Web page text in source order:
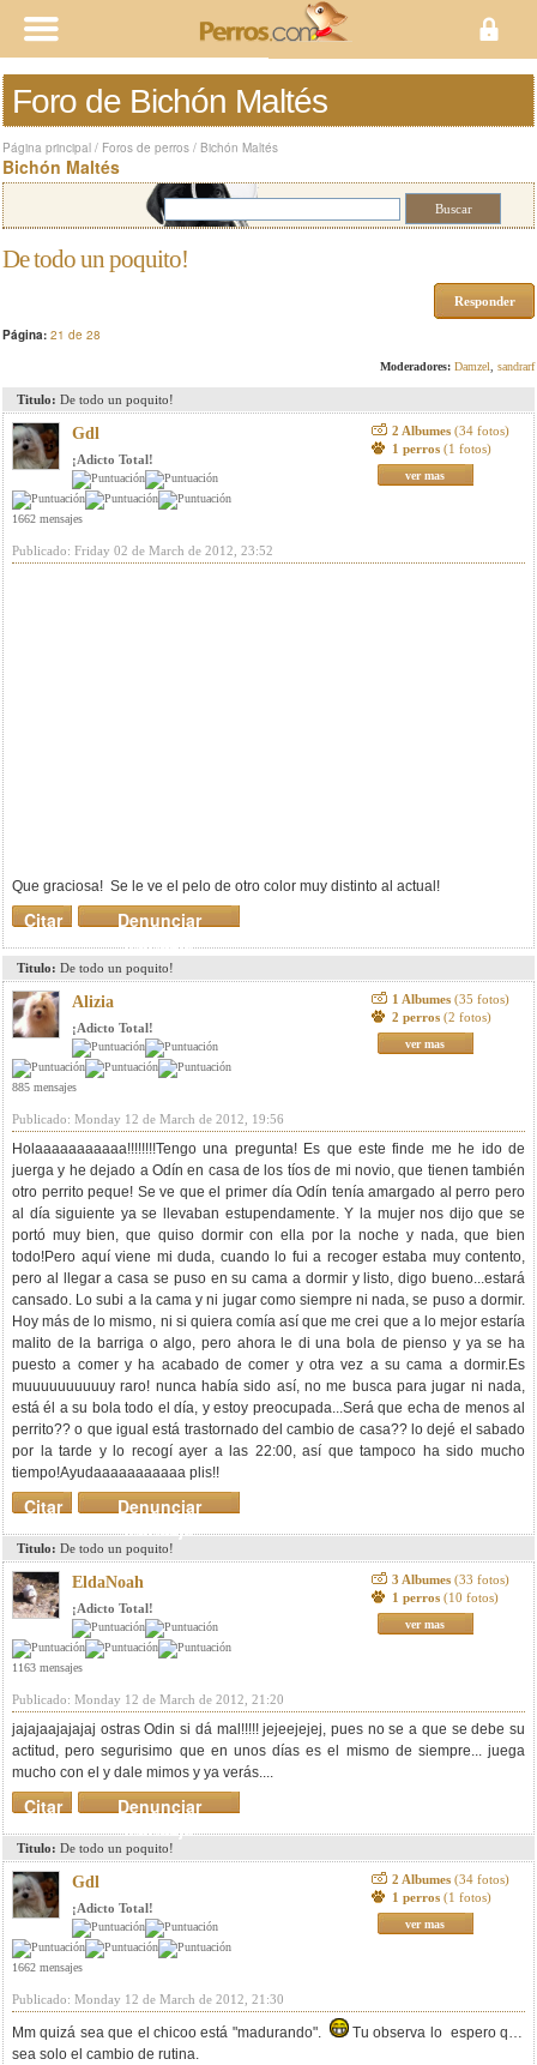
Foro de Bichón Maltés
Página principal / Foros de perros / Bichón Maltés
Bichón Maltés
De todo un poquito!
Responder
Página: 21 de 28
Moderadores: Damzel sandrarf
Titulo: De todo un poquito!
Gdl
¡Adicto Total!
1662 mensajes
2 Albumes (34 fotos)
1 perros (1 fotos)
ver mas
Publicado: Friday 02 de March de 2012, 23:52
Que graciosa! Se le ve el pelo de otro color muy distinto al actual!
Denunciar
mensaje
Citar
Titulo: De todo un poquito!
Alizia
¡Adicto Total!
885 mensajes
1 Albumes (35 fotos)
2 perros (2 fotos)
ver mas
Publicado: Monday 12 de March de 2012, 19:56
Holaaaaaaaaaaa!!!!!!!!Tengo una pregunta! Es que este finde me he ido de
juerga y he dejado a Odín en casa de los tíos de mi novio, que tienen también
otro perrito peque! Se ve que el primer día Odín tenía amargado al perro pero
al día siguiente ya se llevaban estupendamente. Y la mujer nos dijo que se
portó muy bien, que quiso dormir con ella por la noche y nada, que bien
todo!Pero aquí viene mi duda, cuando lo fui a recoger estaba muy contento,
pero al llegar a casa se puso en su cama a dormir y listo, digo bueno...estará
cansado. Lo subi a la cama y ni jugar como siempre ni nada, se puso a dormir.
Hoy más de lo mismo, ni si quiera comía así que me crei que a lo mejor estaría
malito de la barriga o algo, pero ahora le di una bola de pienso y ya se ha
puesto a comer y ha acabado de comer y otra vez a su cama a dormir.Es
muuuuuuuuuuy raro! nunca había sido así, no me busca para jugar ni nada,
está él a su bola todo el día, y estoy preocupada...Será que echa de menos al
perrito?? o que igual está trastornado del cambio de casa?? lo dejé el sabado
por la tarde y lo recogí ayer a las 22:00, así que tampoco ha sido mucho
tiempo!Ayudaaaaaaaaaaa plis!!
Denunciar
mensaje
Citar
Titulo: De todo un poquito!
EldaNoah
¡Adicto Total!
1163 mensajes
3 Albumes (33 fotos)
1 perros (10 fotos)
ver mas
Publicado: Monday 12 de March de 2012, 21:20
jajajaajajajaj ostras Odin si dá mal!!!!! jejeejejej, pues no se a que se debe su
actitud, pero segurisimo que en unos días es el mismo de siempre... juega
mucho con el y dale mimos y ya verás....
Denunciar
mensaje
Citar
Titulo: De todo un poquito!
Gdl
¡Adicto Total!
1662 mensajes
2 Albumes (34 fotos)
1 perros (1 fotos)
ver mas
Publicado: Monday 12 de March de 2012, 21:30
Mm quizá sea que el chicoo está "madurando".
Tu observa lo espero que
sea solo el cambio de rutina.